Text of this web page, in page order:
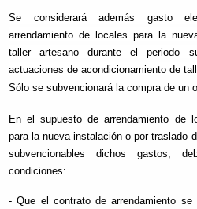
Se considerará además gasto
arrendamiento de locales para la
taller artesano durante el periodo
actuaciones de acondicionamiento de
Sólo se subvencionará la compra de un
En el supuesto de arrendamiento de
para la nueva instalación o por traslado
subvencionables dichos gastos,
condiciones:
- Que el contrato de arrendamiento